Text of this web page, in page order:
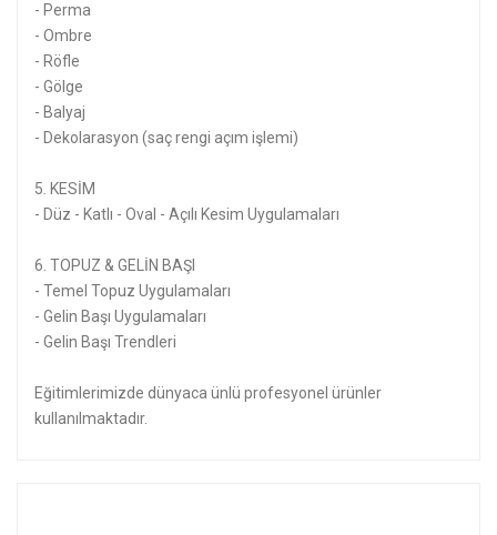
- Perma
- Ombre
- Röfle
- Gölge
- Balyaj
- Dekolarasyon (saç rengi açım işlemi)
5. KESİM
- Düz - Katlı - Oval - Açılı Kesim Uygulamaları
6. TOPUZ & GELİN BAŞI
- Temel Topuz Uygulamaları
- Gelin Başı Uygulamaları
- Gelin Başı Trendleri
Eğitimlerimizde dünyaca ünlü profesyonel ürünler
kullanılmaktadır.